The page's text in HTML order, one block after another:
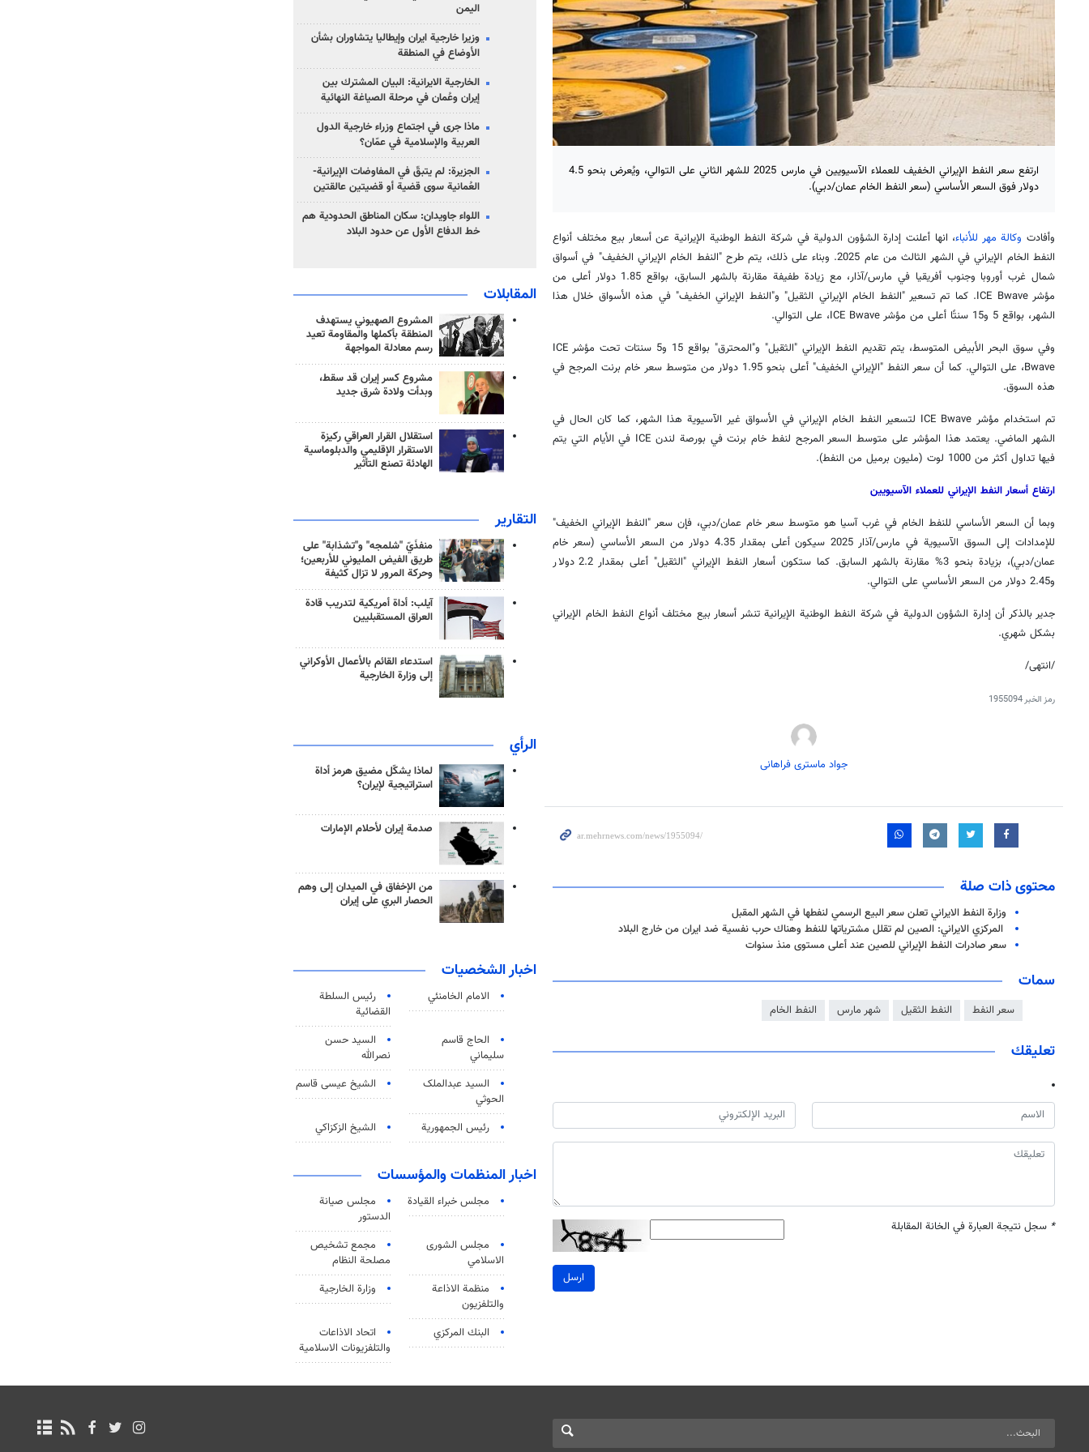
ارتفع سعر النفط الإيراني الخفيف للعملاء الآسيويين في مارس 2025 للشهر الثاني على التوالي، ويُعرض بنحو 4.5
دولار فوق السعر الأساسي (سعر النفط الخام عمان/دبي).
وأفادت وكالة مهر للأنباء، انها أعلنت إدارة الشؤون الدولية في شركة النفط الوطنية الإيرانية عن أسعار بيع مختلف أنواع
النفط الخام الإيراني في الشهر الثالث من عام 2025. وبناء على ذلك، يتم طرح "النفط الخام الإيراني الخفيف" في أسواق
شمال غرب أوروبا وجنوب أفريقيا في مارس/آذار، مع زيادة طفيفة مقارنة بالشهر السابق، بواقع 1.85 دولار أعلى من
مؤشر ICE Bwave. كما تم تسعير "النفط الخام الإيراني الثقيل" و"النفط الإيراني الخفيف" في هذه الأسواق خلال هذا
الشهر، بواقع 5 و15 سنتًا أعلى من مؤشر ICE Bwave، على التوالي.
وفي سوق البحر الأبيض المتوسط، يتم تقديم النفط الإيراني "الثقيل" و"المحترق" بواقع 15 و5 سنتات تحت مؤشر ICE
Bwave، على التوالي. كما أن سعر النفط "الإيراني الخفيف" أعلى بنحو 1.95 دولار من متوسط سعر خام برنت المرجح في
هذه السوق.
تم استخدام مؤشر ICE Bwave لتسعير النفط الخام الإيراني في الأسواق غير الآسيوية هذا الشهر، كما كان الحال في
الشهر الماضي. يعتمد هذا المؤشر على متوسط السعر المرجح لنفط خام برنت في بورصة لندن ICE في الأيام التي يتم
فيها تداول أكثر من 1000 لوت (مليون برميل من النفط).
ارتفاع أسعار النفط الإيراني للعملاء الآسيويين
وبما أن السعر الأساسي للنفط الخام في غرب آسيا هو متوسط سعر خام عمان/دبي، فإن سعر "النفط الإيراني الخفيف"
للإمدادات إلى السوق الآسيوية في مارس/آذار 2025 سيكون أعلى بمقدار 4.35 دولار من السعر الأساسي (سعر خام
عمان/دبي)، بزيادة بنحو 3% مقارنة بالشهر السابق. كما ستكون أسعار النفط الإيراني "الثقيل" أعلى بمقدار 2.2 دولار
و2.45 دولار من السعر الأساسي على التوالي.
جدير بالذكر أن إدارة الشؤون الدولية في شركة النفط الوطنية الإيرانية تنشر أسعار بيع مختلف أنواع النفط الخام الإيراني
بشكل شهري.
/انتهى/
رمز الخبر1955094
جواد ماستری فراهانی
محتوى ذات صلة
وزارة النفط الايراني تعلن سعر البيع الرسمي لنفطها في الشهر المقبل
المركزي الايراني: الصين لم تقلل مشترياتها للنفط وهناك حرب نفسية ضد ايران من خارج البلاد
سعر صادرات النفط الإيراني للصين عند أعلى مستوى منذ سنوات
سمات
سعر النفط النفط الثقيل شهر مارس النفط الخام
تعليقك
* سجل نتيجة العبارة في الخانة المقابلة
ارسل
اليمن
وزيرا خارجية ايران وإيطاليا يتشاوران بشأن
الأوضاع في المنطقة
الخارجية الايرانية: البيان المشترك بين
إيران وعُمان في مرحلة الصياغة النهائية
ماذا جرى في اجتماع وزراء خارجية الدول
العربية والإسلامية في عمّان؟
الجزيرة: لم يتبقّ في المفاوضات الإيرانية-
العُمانية سوى قضية أو قضيتين عالقتين
اللواء جاويدان: سكان المناطق الحدودية هم
خط الدفاع الأول عن حدود البلاد
المقابلات
المشروع الصهيوني يستهدف
المنطقة بأكملها والمقاومة تعيد
رسم معادلة المواجهة
مشروع كسر إيران قد سقط،
وبدأت ولادة شرق جديد
استقلال القرار العراقي ركيزة
الاستقرار الإقليمي والدبلوماسية
الهادئة تصنع التأثير
التقارير
منفذَيّ "شلمجه" و"تشذابة" على
طريق الفيض المليوني للأربعين؛
وحركة المرور لا تزال كثيفة
آيلب: أداة أمريكية لتدريب قادة
العراق المستقبليين
استدعاء القائم بالأعمال الأوكراني
إلى وزارة الخارجية
الرأي
لماذا يشكّل مضيق هرمز أداة
استراتيجية لإيران؟
صدمة إيران لأحلام الإمارات
من الإخفاق في الميدان إلى وهم
الحصار البري على إيران
اخبار الشخصيات
الامام الخامنئي
رئیس السلطة
القضائیة
الحاج قاسم
سليماني
السيد حسن
نصرالله
السید عبدالملک
الحوثي
الشيخ عيسى قاسم
رئيس الجمهورية الشيخ الزكزاكي
اخبار المنظمات والمؤسسات
مجلس خبراء القيادة
مجلس صيانة
الدستور
مجلس الشورى
الاسلامي
مجمع تشخيص
مصلحة النظام
منظمة الاذاعة
والتلفزیون
وزارة الخارجية
البنك المركزي
اتحاد الاذاعات
والتلفزيونات الاسلامية